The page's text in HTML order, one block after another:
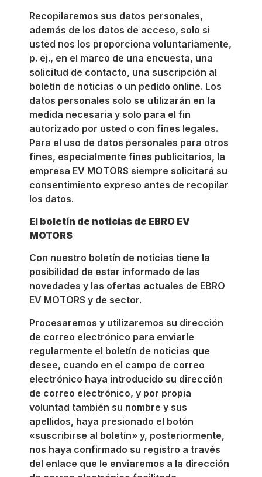
Recopilaremos sus datos personales,
además de los datos de acceso, solo si
usted nos los proporciona voluntariamente,
p. ej., en el marco de una encuesta, una
solicitud de contacto, una suscripción al
boletín de noticias o un pedido online. Los
datos personales solo se utilizarán en la
medida necesaria y solo para el fin
autorizado por usted o con fines legales.
Para el uso de datos personales para otros
fines, especialmente fines publicitarios, la
empresa EV MOTORS siempre solicitará su
consentimiento expreso antes de recopilar
los datos.
El boletín de noticias de EBRO EV
MOTORS
Con nuestro boletín de noticias tiene la
posibilidad de estar informado de las
novedades y las ofertas actuales de EBRO
EV MOTORS y de sector.
Procesaremos y utilizaremos su dirección
de correo electrónico para enviarle
regularmente el boletín de noticias que
desee, cuando en el campo de correo
electrónico haya introducido su dirección
de correo electrónico, y por propia
voluntad también su nombre y sus
apellidos, haya presionado el botón
«suscribirse al boletín» y, posteriormente,
nos haya confirmado su registro a través
del enlace que le enviaremos a la dirección